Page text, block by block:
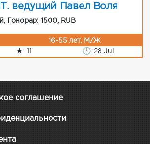
ведущий Павел Воля
Гонорар: 1500, RUB
16-55 лет, М/Ж
★ 🕒 28 Jul
соглашение